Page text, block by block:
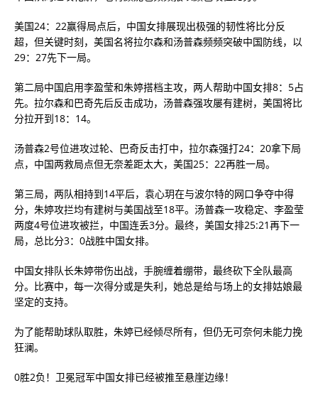
美国24：22赢得局点后，中国女排展现出极强的韧性将比分反
超，但关键时刻，美国名将拉尔森和汤普森频频突破中国防线，以
29：27先下一局。
第二局中国启用李盈莹和朱婷搭档主攻，两人帮助中国女排8：5占
先。拉尔森和巴奇先后反击成功，汤普森强攻屡有建树，美国将比
分拉开到18：14。
汤普森2号位进攻过轮、巴奇反击打中，拉尔森强打24：20拿下局
点，中国两救局点但无奈差距太大，美国25：22再胜一局。
第三局，两队相持到14平后，袁心玥在与波尔特的网口争夺中得
分，朱婷攻拦均有建树与美国战至18平。汤普森一攻稳定、李盈莹
两度4号位进攻被拦，中国连丢3分。最终，美国女排25:21再下一
局，总比分3：0战胜中国女排。
中国女排队长朱婷带伤出战，手腕缠着绷带，最终砍下全队最高
分。比赛中，每一次得分或是失利，她总是给与场上的女排姑娘最
坚定的支持。
为了能帮助球队取胜，朱婷已经倾尽所有，但仍无可奈何未能力挽
狂澜。
0胜2负！卫冕冠军中国女排已经被推至悬崖边缘！